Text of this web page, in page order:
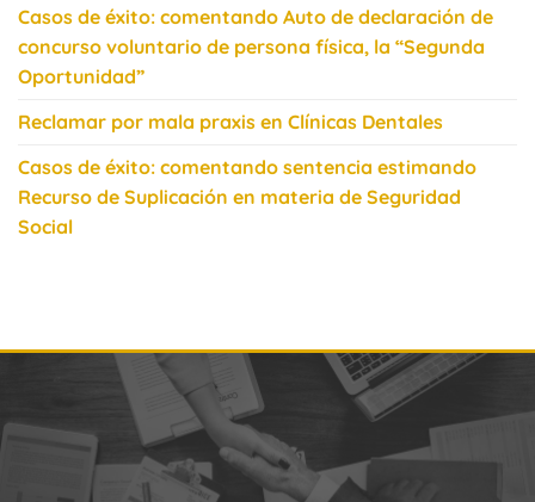
Casos de éxito: comentando Auto de declaración de
concurso voluntario de persona física, la “Segunda
Oportunidad”
Reclamar por mala praxis en Clínicas Dentales
Casos de éxito: comentando sentencia estimando
Recurso de Suplicación en materia de Seguridad
Social